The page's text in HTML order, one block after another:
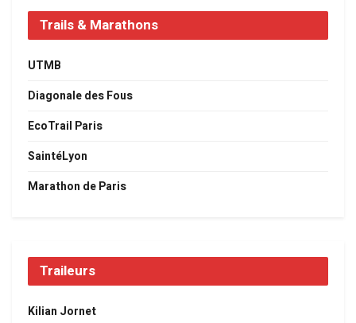
Trails & Marathons
UTMB
Diagonale des Fous
EcoTrail Paris
SaintéLyon
Marathon de Paris
Traileurs
Kilian Jornet